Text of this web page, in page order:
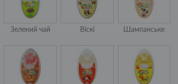
Зелений чай Віскі Шампанське